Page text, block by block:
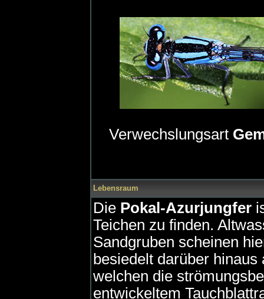
Verwechslungsart
Lebensraum
Die Pokal-Azurjungfer
Teichen zu finden.
Sandgruben scheinen
besiedelt darüber
welchen die
entwickeltem